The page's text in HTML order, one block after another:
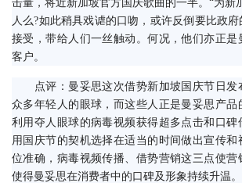
击量，将近新加坡官方国庆歌曲的一半。“为新
人么?如此稍具戏谑的口吻，或许反倒要比政
接受，带给人们一丝触动。何况，他们亦正是
客户。
点评：曼妥思这次借势新加坡国庆节日发
众多年轻人的眼球，而这些人正是曼妥思产品
利用夺人眼球的病毒视频获得超多点击和口碑
用国庆节的契机选择在适当的时间做出宣传和
位准确，病毒视频传播、借势营销这三点使营
使得曼妥思在消费者中的口碑及形象持续升温。